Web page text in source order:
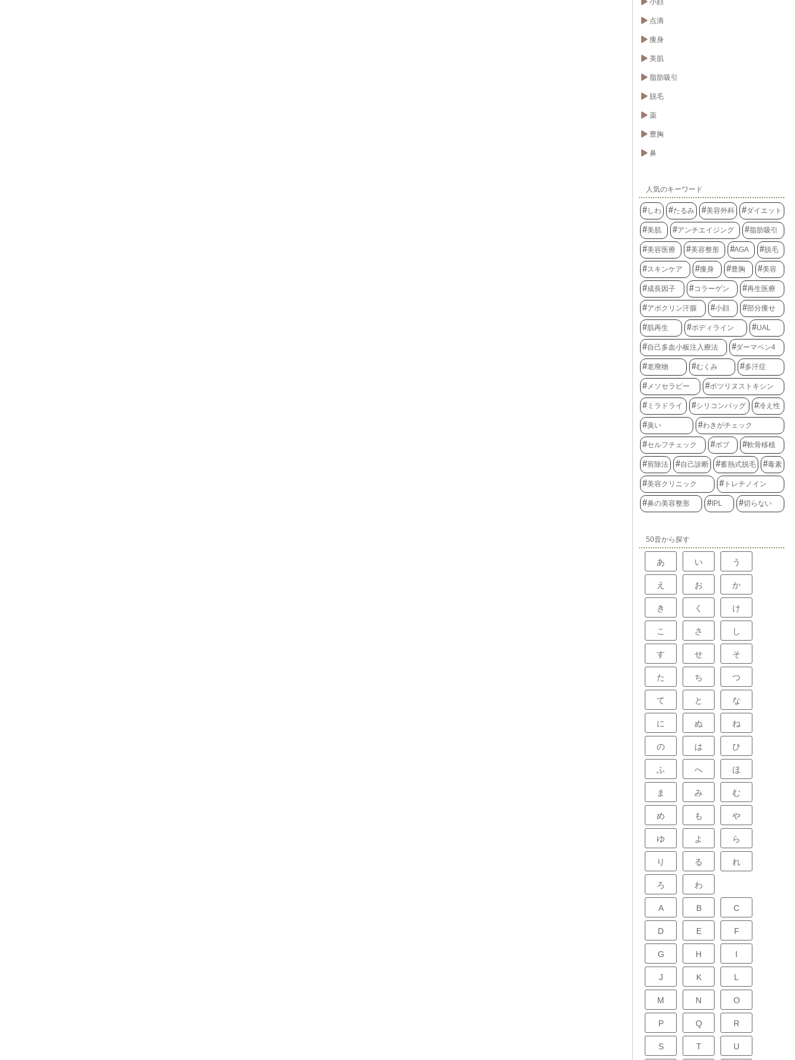
小顔
点滴
痩身
美肌
脂肪吸引
脱毛
薬
豊胸
鼻
人気のキーワード
しわ たるみ 美容外科 ダイエット
美肌 アンチエイジング 脂肪吸引
美容医療 美容整形 AGA 脱毛
スキンケア 痩身 豊胸 美容
成長因子 コラーゲン 再生医療
アポクリン汗腺 小顔 部分痩せ
肌再生 ボディライン UAL
自己多血小板注入療法 ダーマペン4
老廃物 むくみ 多汗症
メソセラピー ボツリヌストキシン
ミラドライ シリコンバッグ 冷え性
臭い わきがチェック
セルフチェック ボブ 軟骨移植
剪除法 自己診断 蓄熱式脱毛 毒素
美容クリニック トレチノイン
鼻の美容整形 IPL 切らない
50音から探す
あ い う
え お か
き く け
こ さ し
す せ そ
た ち つ
て と な
に ぬ ね
の は ひ
ふ へ ほ
ま み む
め も や
ゆ よ ら
り る れ
ろ わ
A B C
D E F
G H I
J K L
M N O
P Q R
S T U